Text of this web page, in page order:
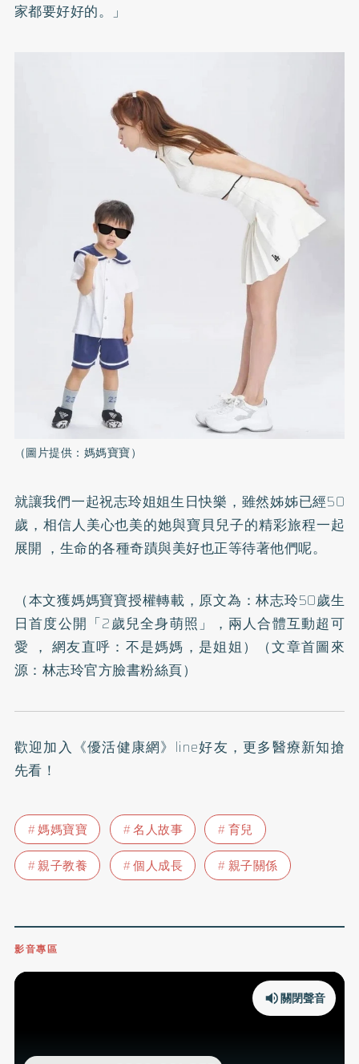
家都要好好的。」
（圖片提供：媽媽寶寶）
就讓我們一起祝志玲姐姐生日快樂，雖然姊姊已經50
歲，相信人美心也美的她與寶貝兒子的精彩旅程一起
展開 ，生命的各種奇蹟與美好也正等待著他們呢。
（本文獲媽媽寶寶授權轉載，原文為：林志玲50歲生
日首度公開「2歲兒全身萌照」，兩人合體互動超可
愛 ， 網友直呼：不是媽媽，是姐姐）（文章首圖來
源： 林志玲官方臉書粉絲頁）
歡迎加入 《優活健康網》line好友 ，更多醫療新知搶
先看！
媽媽寶寶 名人故事
育兒
親子教養
個人成長 親子關係
影音專區
關閉聲音